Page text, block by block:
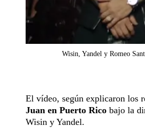
Wisin, Yandel y Romeo
El vídeo, según explicaron los
Juan en Puerto Rico bajo la
Wisin y Yandel.